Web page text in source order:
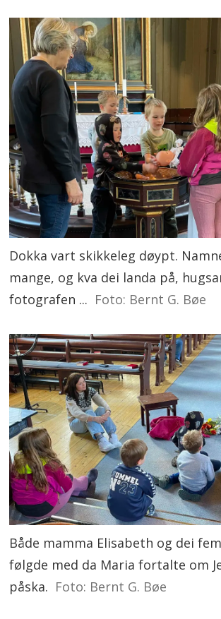
Dokka vart skikkeleg døypt.
mange, og kva dei landa på,
fotografen ... Foto: Bernt G. Bøe
Både mamma Elisabeth og dei
følgde med da Maria fortalte om
påska. Foto: Bernt G. Bøe